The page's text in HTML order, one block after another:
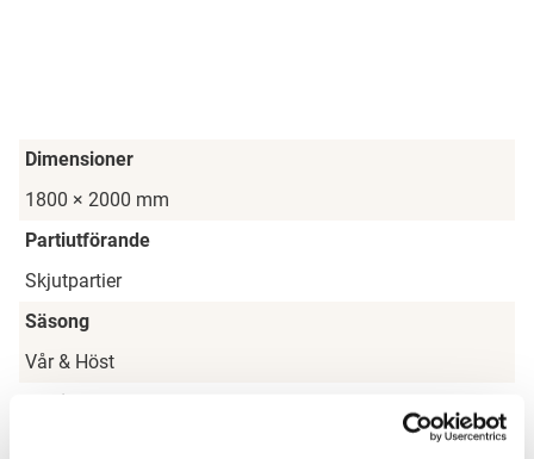
Dimensioner
1800 × 2000 mm
Partiutförande
Skjutpartier
Säsong
Vår & Höst
Partityp